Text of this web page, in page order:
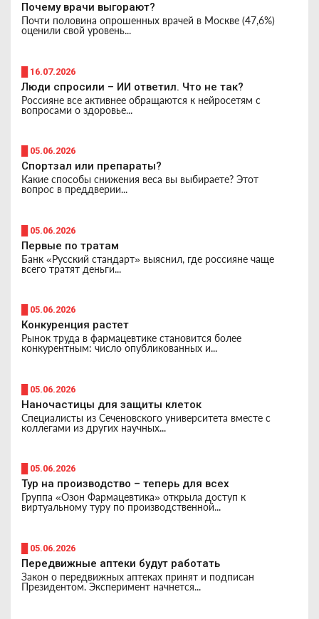
Почему врачи выгорают?
Почти половина опрошенных врачей в Москве (47,6%)
оценили свой уровень...
█ 16.07.2026
Люди спросили – ИИ ответил. Что не так?
Россияне все активнее обращаются к нейросетям с
вопросами о здоровье...
█ 05.06.2026
Спортзал или препараты?
Какие способы снижения веса вы выбираете? Этот
вопрос в преддверии...
█ 05.06.2026
Первые по тратам
Банк «Русский стандарт» выяснил, где россияне чаще
всего тратят деньги...
█ 05.06.2026
Конкуренция растет
Рынок труда в фармацевтике становится более
конкурентным: число опубликованных и...
█ 05.06.2026
Наночастицы для защиты клеток
Специалисты из Сеченовского университета вместе с
коллегами из других научных...
█ 05.06.2026
Тур на производство – теперь для всех
Группа «Озон Фармацевтика» открыла доступ к
виртуальному туру по производственной...
█ 05.06.2026
Передвижные аптеки будут работать
Закон о передвижных аптеках принят и подписан
Президентом. Эксперимент начнется...